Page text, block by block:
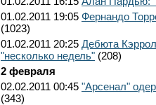
01.02.2011 19:05 Фернандо
(1023)
01.02.2011 20:25 Дебюта
"несколько недель" (208)
2 февраля
02.02.2011 00:45 "Арсенал"
(343)